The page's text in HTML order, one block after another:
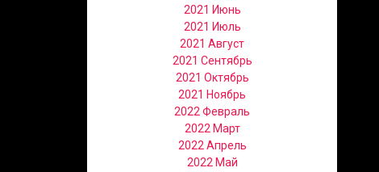
2021 Июнь
2021 Июль
2021 Август
2021 Сентябрь
2021 Октябрь
2021 Ноябрь
2022 Февраль
2022 Март
2022 Апрель
2022 Май